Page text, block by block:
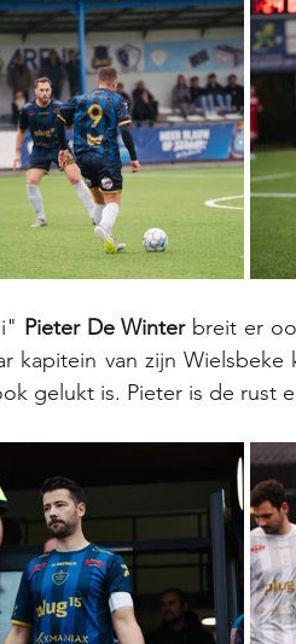
Pieter De Winter breit er
kapitein van zijn
gelukt is. Pieter is de rust